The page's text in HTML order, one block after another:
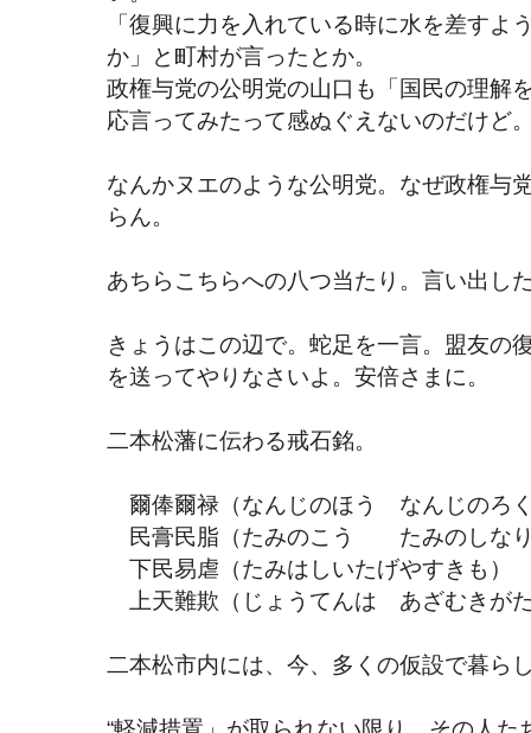
「復興に力を入れている時に水を差すよ
か」と町村が言ったとか。
政権与党の公明党の山口も「国民の理解
応言ってみたって感ぬぐえないのだけど
なんかヌエのような公明党。なぜ政権与
らん。
あちらこちらへの八つ当たり。言い出し
きょうはこの辺で。蛇足を一言。盟友の
を送ってやりなさいよ。安倍さまに。
二本松藩に伝わる戒石銘。
爾俸爾禄（なんじのほう なんじのろ
民膏民脂（たみのこう たみのしな
下民易虐（たみはしいたげやすきも）
上天難欺（じょうてんは あざむきが
二本松市内には、今、多くの仮設で暮ら